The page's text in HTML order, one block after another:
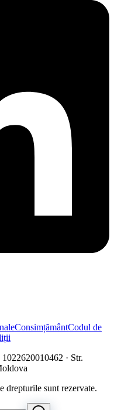
ConsimțământCodul de
· Str.
drepturile sunt rezervate.